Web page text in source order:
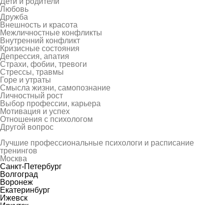
Любовь
Дружба
Внешность и красота
Межличностные конфликты
Внутренний конфликт
Кризисные состояния
Депрессия, апатия
Страхи, фобии, тревоги
Стрессы, травмы
Горе и утраты
Смысла жизни, самопознание
Личностный рост
Выбор профессии, карьера
Мотивация и успех
Отношения с психологом
Другой вопрос
Лучшие профессиональные психологи и расписание
тренингов
Москва
Санкт-Петербург
Волгоград
Воронеж
Екатеринбург
Ижевск